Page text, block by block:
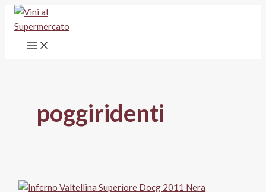
Vai
contenuto
poggiridenti